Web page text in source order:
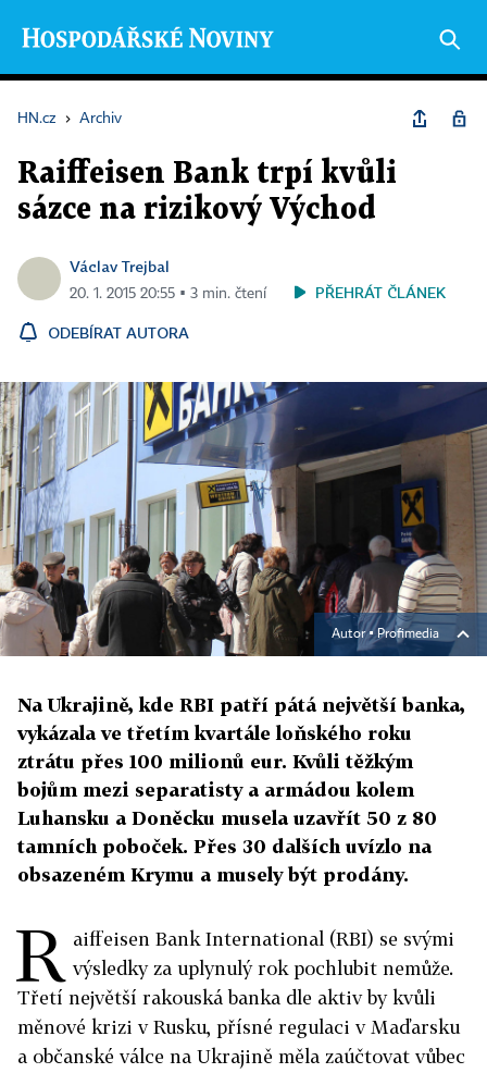
HN.cz › Archiv
Raiffeisen Bank trpí kvůli
sázce na rizikový Východ
Václav Trejbal
20. 1. 2015 20:55 ▪ 3 min. čtení PŘEHRÁT ČLÁNEK
ODEBÍRAT AUTORA
Autor ▪ Profimedia
Na Ukrajině, kde RBI patří pátá největší banka,
vykázala ve třetím kvartále loňského roku
ztrátu přes 100 milionů eur. Kvůli těžkým
bojům mezi separatisty a armádou kolem
Luhansku a Doněcku musela uzavřít 50 z 80
tamních poboček. Přes 30 dalších uvízlo na
obsazeném Krymu a musely být prodány.
R aiffeisen Bank International (RBI) se svými
výsledky za uplynulý rok pochlubit nemůže.
Třetí největší rakouská banka dle aktiv by kvůli
měnové krizi v Rusku, přísné regulaci v Maďarsku
a občanské válce na Ukrajině měla zaúčtovat vůbec